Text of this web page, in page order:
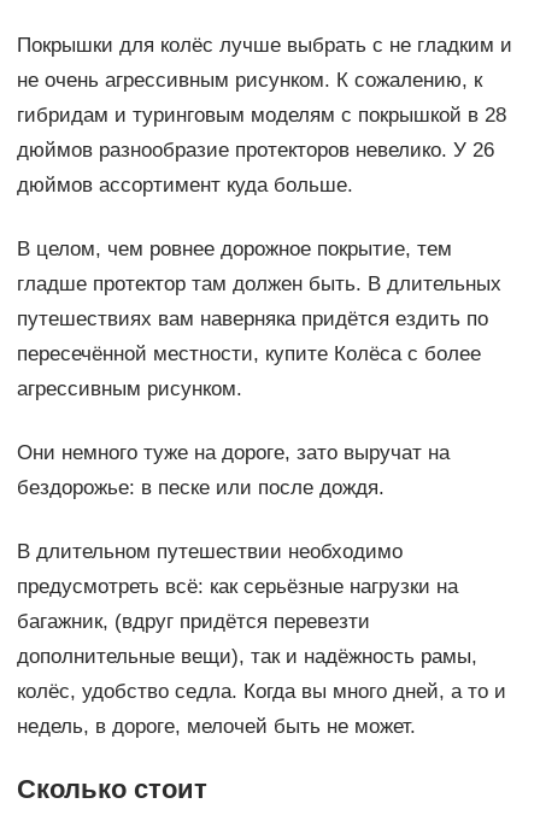
Покрышки для колёс лучше выбрать с не гладким и
не очень агрессивным рисунком. К сожалению, к
гибридам и туринговым моделям с покрышкой в 28
дюймов разнообразие протекторов невелико. У 26
дюймов ассортимент куда больше.
В целом, чем ровнее дорожное покрытие, тем
гладше протектор там должен быть. В длительных
путешествиях вам наверняка придётся ездить по
пересечённой местности, купите Колёса с более
агрессивным рисунком.
Они немного туже на дороге, зато выручат на
бездорожье: в песке или после дождя.
В длительном путешествии необходимо
предусмотреть всё: как серьёзные нагрузки на
багажник, (вдруг придётся перевезти
дополнительные вещи), так и надёжность рамы,
колёс, удобство седла. Когда вы много дней, а то и
недель, в дороге, мелочей быть не может.
Сколько стоит